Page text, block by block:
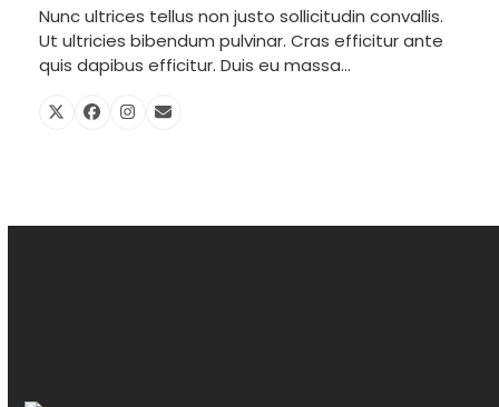
Nunc ultrices tellus non justo sollicitudin convallis.
Ut ultricies bibendum pulvinar. Cras efficitur ante
quis dapibus efficitur. Duis eu massa…
X Facebook
Instagram
Email